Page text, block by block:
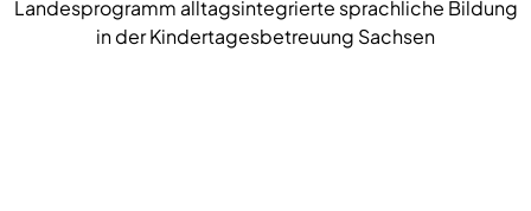
Landesprogramm alltagsintegrierte sprachliche Bildung
in der Kindertagesbetreuung Sachsen